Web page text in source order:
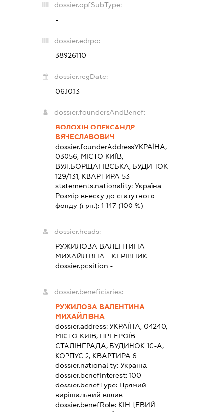
dossier.opfSubType:
-
dossier.edrpo:
38926110
dossier.regDate:
06.10.13
dossier.foundersAndBenef:
ВОЛОХІН ОЛЕКСАНДР
ВЯЧЕСЛАВОВИЧ
dossier.founderAddressУКРАЇНА,
03056, МІСТО КИЇВ,
ВУЛ.БОРЩАГІВСЬКА, БУДИНОК
129/131, КВАРТИРА 53
statements.nationality: Україна
Розмір внеску до статутного
фонду (грн.): 1 147(100 %)
dossier.heads:
РУЖИЛОВА ВАЛЕНТИНА
МИХАЙЛІВНА - КЕРІВНИК
dossier.position -
dossier.beneficiaries:
РУЖИЛОВА ВАЛЕНТИНА
МИХАЙЛІВНА
dossier.address: УКРАЇНА, 04240,
МІСТО КИЇВ, ПР.ГЕРОЇВ
СТАЛІНГРАДА, БУДИНОК 10-А,
КОРПУС 2, КВАРТИРА 6
dossier.nationality: Україна
dossier.benefInterest: 100
dossier.benefType: Прямий
вирішальний вплив
dossier.benefRole: КІНЦЕВИЙ